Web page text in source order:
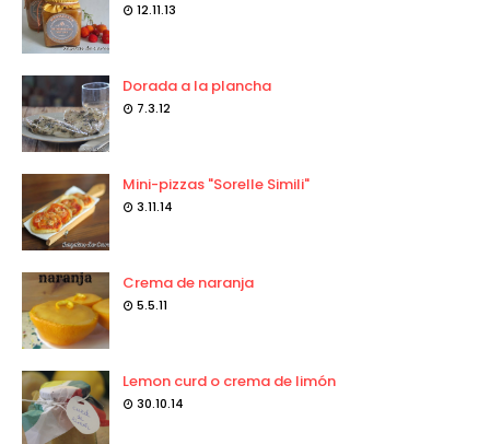
12.11.13
Dorada a la plancha
7.3.12
Mini-pizzas "Sorelle Simili"
3.11.14
Crema de naranja
5.5.11
Lemon curd o crema de limón
30.10.14